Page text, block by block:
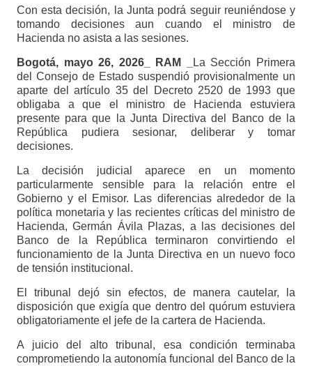
Con esta decisión, la Junta podrá seguir reuniéndose y
tomando decisiones aun cuando el ministro de
Hacienda no asista a las sesiones.
Bogotá, mayo 26, 2026_ RAM _
La Sección Primera
del Consejo de Estado suspendió provisionalmente un
aparte del artículo 35 del Decreto 2520 de 1993 que
obligaba a que el ministro de Hacienda estuviera
presente para que la Junta Directiva del Banco de la
República pudiera sesionar, deliberar y tomar
decisiones.
La decisión judicial aparece en un momento
particularmente sensible para la relación entre el
Gobierno y el Emisor. Las diferencias alrededor de la
política monetaria y las recientes críticas del ministro de
Hacienda, Germán Ávila Plazas, a las decisiones del
Banco de la República terminaron convirtiendo el
funcionamiento de la Junta Directiva en un nuevo foco
de tensión institucional.
El tribunal dejó sin efectos, de manera cautelar, la
disposición que exigía que dentro del quórum estuviera
obligatoriamente el jefe de la cartera de Hacienda.
A juicio del alto tribunal, esa condición terminaba
comprometiendo la autonomía funcional del Banco de la